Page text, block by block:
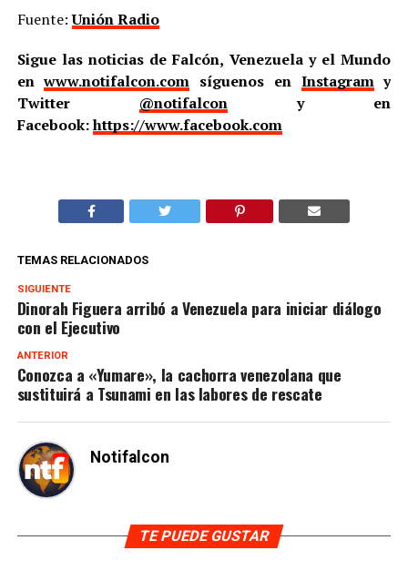
Fuente:Unión Radio
Sigue las noticias de Falcón, Venezuela y el Mundo
enwww.notifalcon.com síguenos en Instagramy
Twitter @notifalcony en
Facebook:https://www.facebook.com
TEMAS RELACIONADOS
SIGUIENTE
Dinorah Figuera arribó a Venezuela para iniciar diálogo
con el Ejecutivo
ANTERIOR
Conozca a «Yumare», la cachorra venezolana que
sustituirá a Tsunami en las labores de rescate
Notifalcon
TE PUEDE GUSTAR